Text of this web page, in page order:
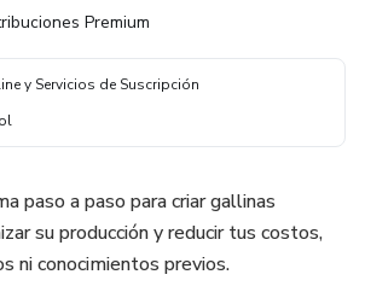
Premium
y Servicios de Suscripción
paso a paso para criar gallinas
su producción y reducir tus costos,
ni conocimientos previos.